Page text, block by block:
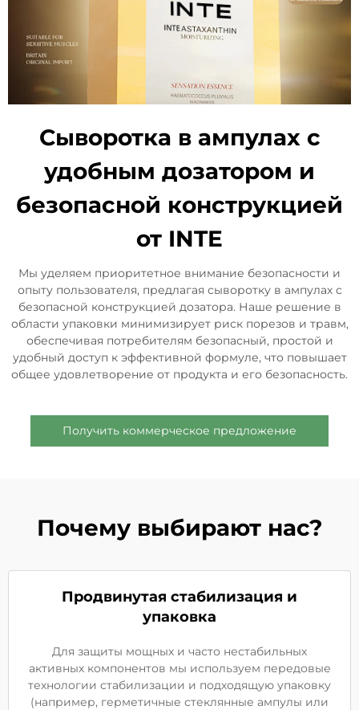
Сыворотка в ампулах с
удобным дозатором и
безопасной конструкцией
от INTE
Мы уделяем приоритетное внимание безопасности и
опыту пользователя, предлагая сыворотку в ампулах с
безопасной конструкцией дозатора. Наше решение в
области упаковки минимизирует риск порезов и травм,
обеспечивая потребителям безопасный, простой и
удобный доступ к эффективной формуле, что повышает
общее удовлетворение от продукта и его безопасность.
Получить коммерческое предложение
Почему выбирают нас?
Продвинутая стабилизация и
упаковка
Для защиты мощных и часто нестабильных
активных компонентов мы используем передовые
технологии стабилизации и подходящую упаковку
(например, герметичные стеклянные ампулы или